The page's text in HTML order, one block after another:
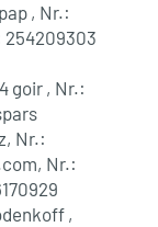
, Nr.:
254209303
goir , Nr.:
Nr.:
Nr.:
,